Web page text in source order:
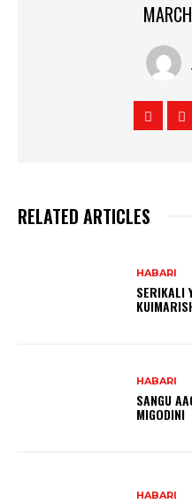
RELATED ARTICLES
HABARI
SERIKALI
HABARI
SANGU
MIGODINI ‎
HABARI